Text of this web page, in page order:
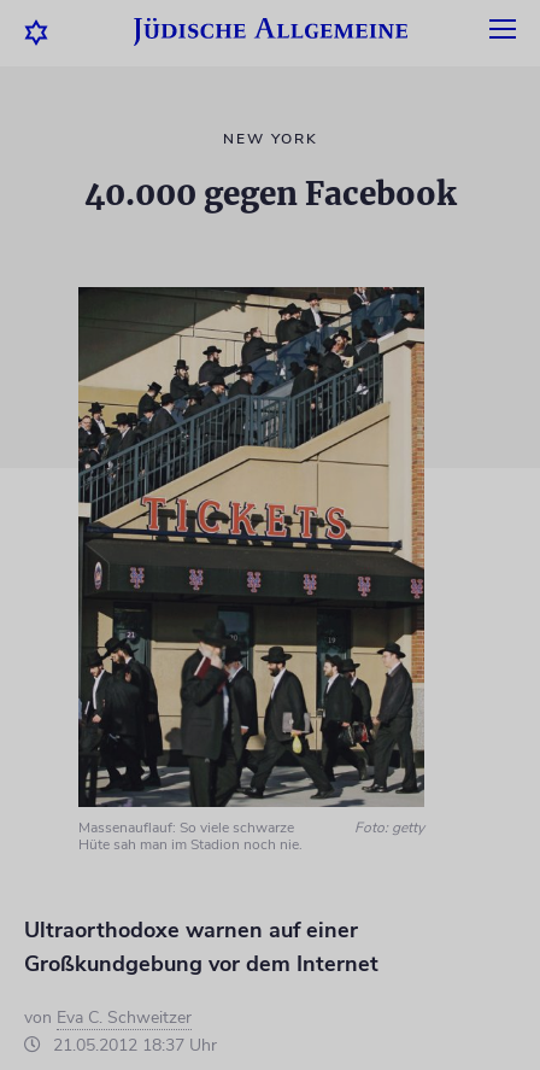
NEW YORK
40.000 gegen Facebook
Massenauflauf: So viele schwarze
Hüte sah man im Stadion noch nie.
Foto: getty
Ultraorthodoxe warnen auf einer
Großkundgebung vor dem Internet
von Eva C. Schweitzer
21.05.2012 18:37 Uhr